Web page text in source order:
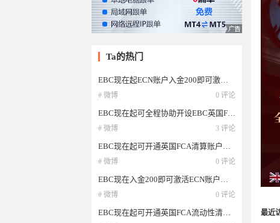
最近
Ta的热门
EBC现在起ECN账户入金200即可激活，欧美低至0点，低点差，高返佣，英国FCA和澳洲
# 微博 0 评论
EBC现在起可全程协助开设EBC英国FCA流动性清算帐户，ECN账户欧美低至0点，现在活
# 微博 3 评论
EBC现在起可开通英国FCA清算账户，ECN账户欧美低至0点，低点差，高返佣，英国FCA
# 微博 0 评论
EBC现在入金200即可激活ECN账户，欧美低至0点，英国FCA和澳洲ASIC两大顶级监管。
# 微博 0 评论
EBC现在起可开通英国FCA流动性清算账户，ECN账户入金200即可激活，欧美低至0点，